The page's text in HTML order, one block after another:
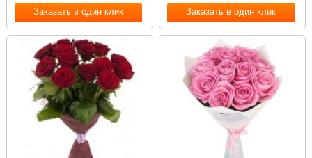
Заказать в один клик Заказать в один клик